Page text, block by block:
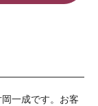
一成です。お客